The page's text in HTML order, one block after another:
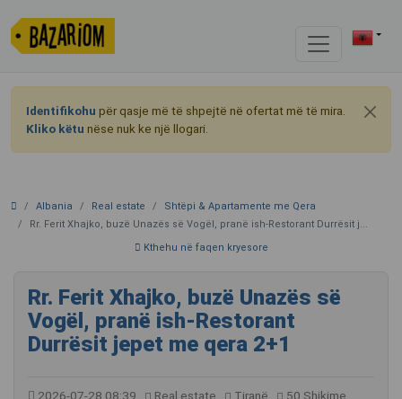
Identifikohu për qasje më të shpejtë në ofertat më të mira.
Kliko këtu nëse nuk ke një llogari.
Albania Real estate
Shtëpi & Apartamente me Qera
Rr. Ferit Xhajko, buzë Unazës së Vogël, pranë ish-Restorant Durrësit j...
Kthehu në faqen kryesore
Rr. Ferit Xhajko, buzë Unazës së
Vogël, pranë ish-Restorant
Durrësit jepet me qera 2+1
2026-07-28 08:39 Real estate Tiranë
50 Shikime